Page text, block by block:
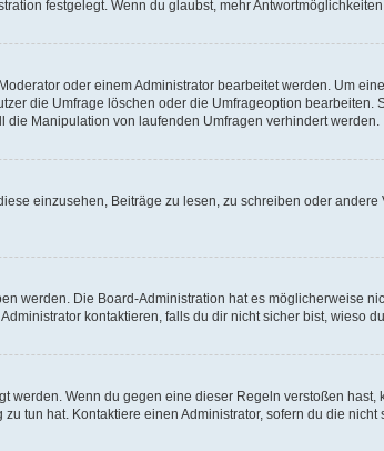
festgelegt. Wenn du glaubst, mehr
oder einem Administrator bearbeitet werden. Um
die Umfrage löschen oder die Umfrageoption
Manipulation von laufenden Umfragen verhindert werden.
einzusehen, Beiträge zu lesen, zu schreiben oder
werden. Die Board-Administration hat es möglicherweise
kontaktieren, falls du dir nicht sicher bist, wieso
werden. Wenn du gegen eine dieser Regeln verstoßen
tun hat. Kontaktiere einen Administrator, sofern du die nicht